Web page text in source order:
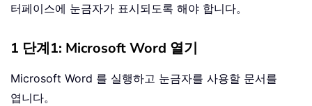
터페이스에 눈금자가 표시되도록 해야 합니다。
1 단계1: Microsoft Word 열기
Microsoft Word 를 실행하고 눈금자를 사용할 문서를
엽니다。